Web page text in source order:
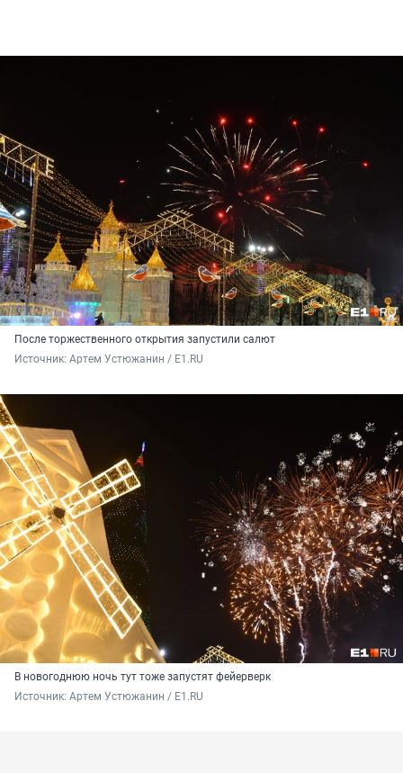
После торжественного открытия запустили салют
Источник: Артем Устюжанин / E1.RU
В новогоднюю ночь тут тоже запустят фейерверк
Источник: Артем Устюжанин / E1.RU